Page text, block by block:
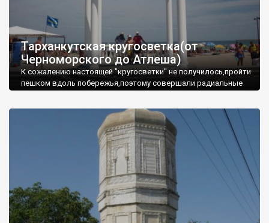
Тарханкутская кругосветка(от
Черноморского до Атлеша)
К сожалению настоящей "кругосветки" не получилось,пройти
пешком вдоль побережья,поэтому совершали радиальные